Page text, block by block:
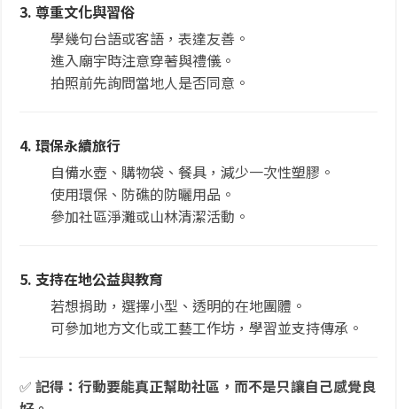
3. 尊重文化與習俗
學幾句台語或客語，表達友善。
進入廟宇時注意穿著與禮儀。
拍照前先詢問當地人是否同意。
4. 環保永續旅行
自備水壺、購物袋、餐具，減少一次性塑膠。
使用環保、防礁的防曬用品。
參加社區淨灘或山林清潔活動。
5. 支持在地公益與教育
若想捐助，選擇小型、透明的在地團體。
可參加地方文化或工藝工作坊，學習並支持傳承。
✅ 記得：行動要能真正幫助社區，而不是只讓自己感覺良